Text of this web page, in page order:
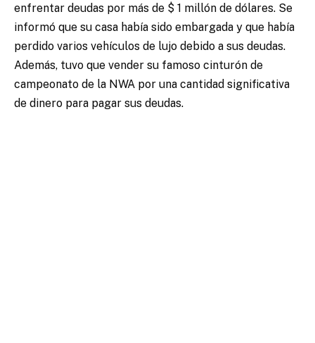
enfrentar deudas por más de $ 1 millón de dólares. Se
informó que su casa había sido embargada y que había
perdido varios vehículos de lujo debido a sus deudas.
Además, tuvo que vender su famoso cinturón de
campeonato de la NWA por una cantidad significativa
de dinero para pagar sus deudas.